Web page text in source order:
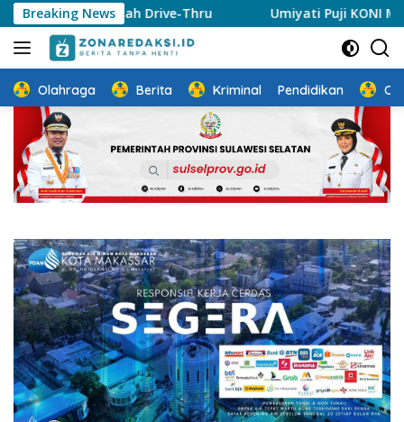
Langsung
ke
konten
Breaking News
Drive-Thru Umiyati Puji KONI Makassar
Olahraga Berita Kriminal Pendidikan